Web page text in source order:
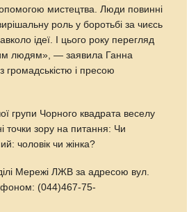
мистецтва. Люди повинні
роль у боротьбі за чиєсь
ідеї. І цього року перегляд
людям», — заявила Ганна
громадськістю і пресою
групи Чорного квадрата веселу
точки зору на питання: Чи
чоловік чи жінка?
Мережі ЛЖВ за адресою вул.
(044)467-75-